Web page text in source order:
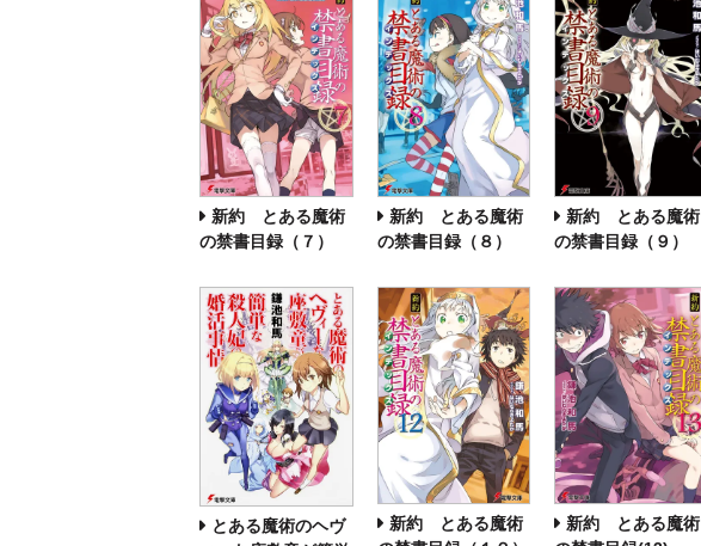
新約 とある魔術
の禁書目録（７）
新約 とある魔術
の禁書目録（８）
新約 とある魔術
の禁書目録（９）
とある魔術のヘヴ
新約 とある魔術
新約 とある魔術